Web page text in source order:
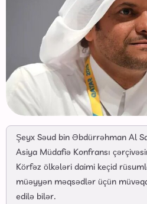
Şeyx Səud bin Əbdürrəhman Al
Asiya Müdafiə Konfransı
Körfəz ölkələri daimi keçid
müəyyən məqsədlər üçün
edilə bilər.